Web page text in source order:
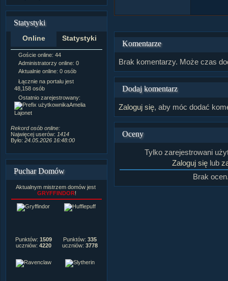
Statystyki
Online Statystyki
Goście online: 44
Administratorzy online: 0
Aktualnie online: 0 osób
Łącznie na portalu jest
48,158 osób
Ostatnio zarejestrowany:
Amelia
Lajonet
Rekord osób online:
Najwięcej userów: 1414
Było: 24.05.2026 16:48:00
Dodanych newsów:10,564
Zdjęć w galerii:21,490
Postów na forum:319,637
Komentarzy do materiałów:
Rozdanych pochwał:3,327
Wlepionych ostrzeżeń:4,170
Puchar Domów
Aktualnym mistrzem domów jest
GRYFFINDOR!
Punktów: 1509
uczniów: 4220
Punktów: 335
uczniów: 3778
Komentarze
Brak komentarzy. Może czas
Dodaj komentarz
Zaloguj się, aby móc dodać
Oceny
Tylko zarejestrowani
Zaloguj się lub
Brak